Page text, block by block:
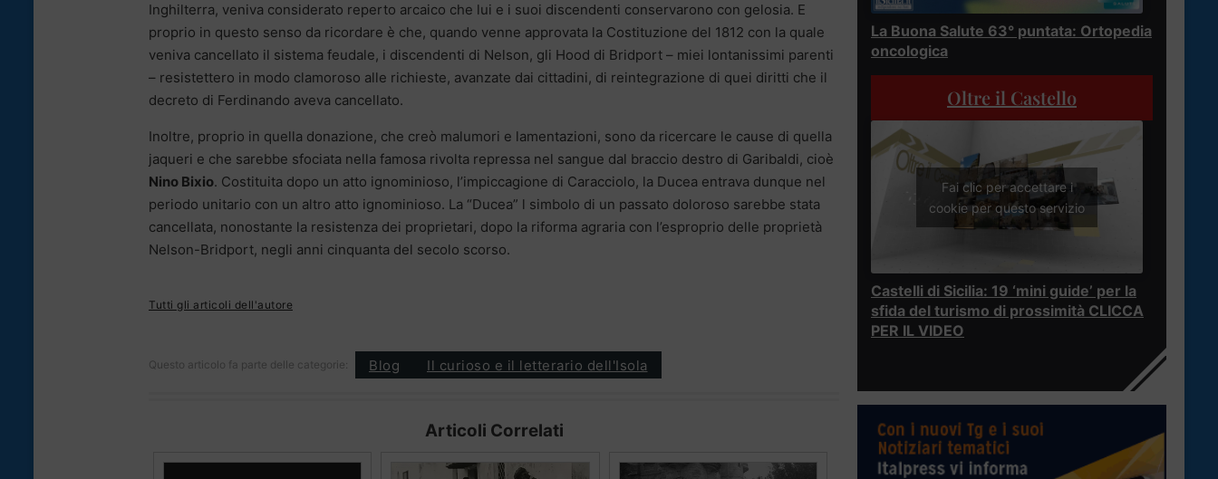
Inghilterra, veniva considerato reperto arcaico che lui e i suoi discendenti conservarono con gelosia. E
proprio in questo senso da ricordare è che, quando venne approvata la Costituzione del 1812 con la quale
veniva cancellato il sistema feudale, i discendenti di Nelson, gli Hood di Bridport – miei lontanissimi parenti
– resistettero in modo clamoroso alle richieste, avanzate dai cittadini, di reintegrazione di quei diritti che il
decreto di Ferdinando aveva cancellato.
Inoltre, proprio in quella donazione, che creò malumori e lamentazioni, sono da ricercare le cause di quella
jaqueri e che sarebbe sfociata nella famosa rivolta repressa nel sangue dal braccio destro di Garibaldi, cioè
Nino Bixio. Costituita dopo un atto ignominioso, l’impiccagione di Caracciolo, la Ducea entrava dunque nel
periodo unitario con un altro atto ignominioso. La “Ducea” l simbolo di un passato doloroso sarebbe stata
cancellata, nonostante la resistenza dei proprietari, dopo la riforma agraria con l’esproprio delle proprietà
Nelson-Bridport, negli anni cinquanta del secolo scorso.
Tutti gli articoli dell'autore
Questo articolo fa parte delle categorie: Blog Il curioso e il letterario dell'Isola
Articoli Correlati
La Buona Salute 63° puntata: Ortopedia
oncologica
Oltre il Castello
Fai clic per accettare i
cookie per questo servizio
Castelli di Sicilia: 19 ‘mini guide’ per la
sfida del turismo di prossimità CLICCA
PER IL VIDEO